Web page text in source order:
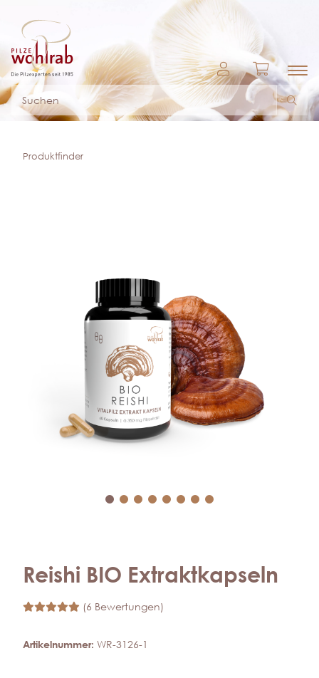
Produktfinder
Reishi BIO Extraktkapseln
(6 Bewertungen)
Artikelnummer: WR-3126-1